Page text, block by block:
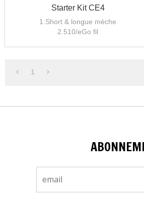
Starter Kit CE4
1.Short & longue mèche
2.510/eGo fil
1